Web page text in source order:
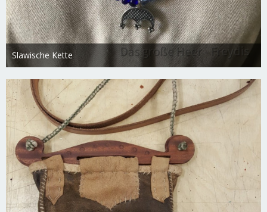
Slawische Kette
Freydis
18. Februar 2019
1.763
0 0